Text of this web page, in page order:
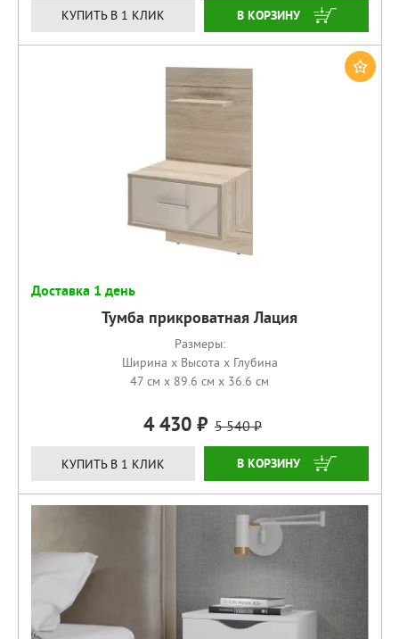
КУПИТЬ В 1 КЛИК КУПИТЬ
Доставка 1 день
Тумба прикроватная Лация
Размеры:
Ширина x Высота x Глубина
47 см x 89.6 см x 36.6 см
4 430 5 540
КУПИТЬ В 1 КЛИК КУПИТЬ